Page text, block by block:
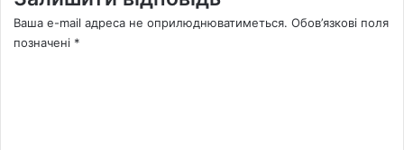
Ваша e-mail адреса не оприлюднюватиметься. Обов’язкові поля
позначені *